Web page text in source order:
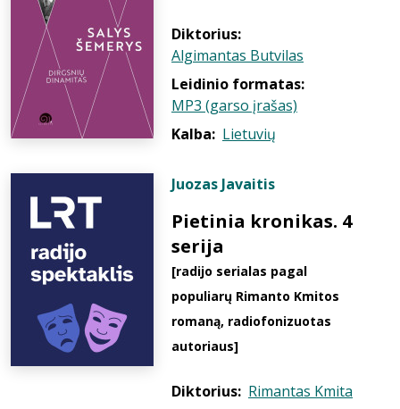
Diktorius:
Algimantas Butvilas
Leidinio formatas:
MP3 (garso įrašas)
Kalba: Lietuvių
Juozas Javaitis
Pietinia kronikas. 4
serija
[radijo serialas pagal
populiarų Rimanto Kmitos
romaną, radiofonizuotas
autoriaus]
Diktorius: Rimantas Kmita